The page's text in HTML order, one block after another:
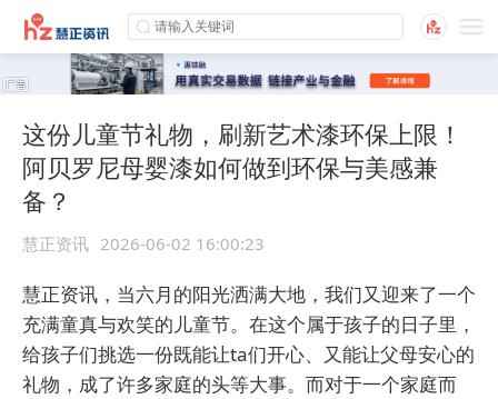
这份儿童节礼物，刷新艺术漆环保上限！
阿贝罗尼母婴漆如何做到环保与美感兼
备？
慧正资讯 2026-06-02 16:00:23
慧正资讯，当六月的阳光洒满大地，我们又迎来了一个
充满童真与欢笑的儿童节。在这个属于孩子的日子里，
给孩子们挑选一份既能让ta们开心、又能让父母安心的
礼物，成了许多家庭的头等大事。而对于一个家庭而